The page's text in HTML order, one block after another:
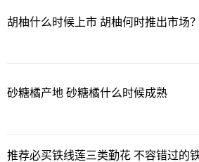
要想石斛快速生根，种植的土壤很
松、肥沃且透气性好，可以在里面加
沙，并且在种植之前将植株的根部蘸
向水中滴加营养液，并定期更换清水。
要想石斛快速生根，种植的土壤很
胡柚什么时候上市 胡柚何时推出市场？
砂糖橘产地 砂糖橘什么时候成熟
推荐必买铁线莲三类勤花 不容错过的